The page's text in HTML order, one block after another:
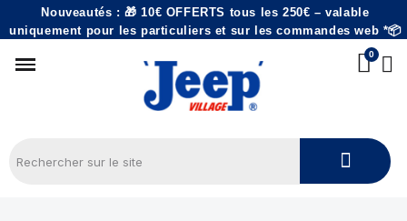
Nouveautés : 🎁 10€ OFFERTS tous les 250€ – valable
uniquement pour les particuliers et sur les commandes web *📦